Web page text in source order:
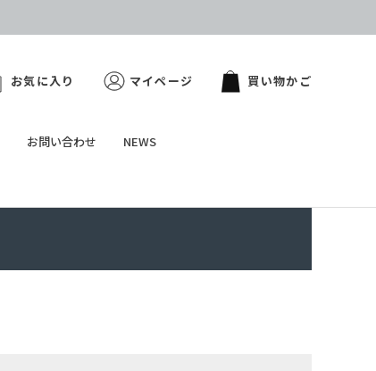
お気に入り マイページ 買い物かご
お問い合わせ NEWS